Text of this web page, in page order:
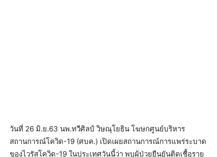
วันที่ 26 มิ.ย.63 นพ.ทวีศิลป์ วิษณุโยธิน โฆษกศูนย์บริหาร
สถานการณ์โควิด-19 (ศบค.) เปิดเผยสถานการณ์การแพร่ระบาด
ของไวรัสโควิด-19 ในประเทศวันนี้ว่า พบผู้ป่วยยืนยันติดเชื้อราย